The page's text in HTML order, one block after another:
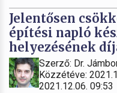
Jelentősen
építési napló
helyezésének
Szerző: Dr.
Közzétéve:
2021.12.06. 09:53